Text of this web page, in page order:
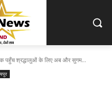
पहुँच श्रद्धालुओं के लिए अब और सुगम...